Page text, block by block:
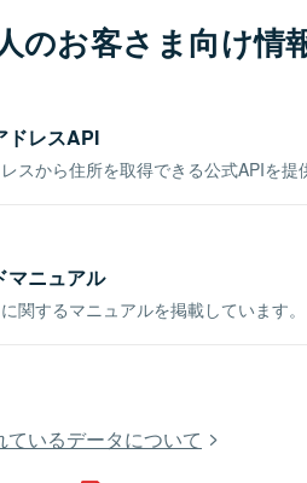
のお客さま向け情
ドレスAPI
スから住所を取得できる公式APIを提
マニュアル
関するマニュアルを掲載しています。
いるデータについて